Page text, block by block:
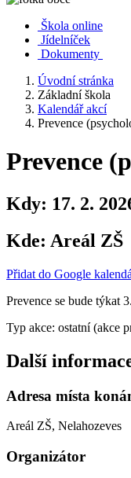
Škola online
Jídelníček
Dokumenty
Úvodní stránka
Základní škola
Kalendář akcí
Prevence
Prevence
Kdy: 17. 2.
Kde: Areál ZŠ
Přidat do Google
Prevence se bude týkat
Typ akce: ostatní (akce
Další
Adresa místa
Areál ZŠ, Nelahozeves
Organizátor